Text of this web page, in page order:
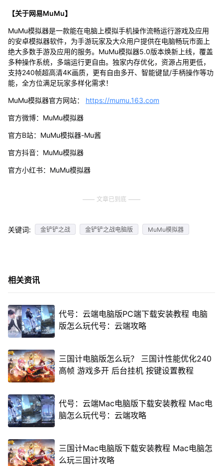
【关于网易MuMu】
MuMu模拟器是一款能在电脑上模拟手机操作流畅运行游戏及应用
的安卓模拟器软件，为手游玩家及大众用户提供在电脑畅玩市面上
绝大多数手游及应用的服务。MuMu模拟器5.0版本焕新上线，覆盖
多种操作系统，多端运行更自由。独家内存优化，资源占用更低，
支持240帧超高清4K画质，更有自由多开、智能键鼠/手柄操作等功
能，全方位满足玩家多样化需求！
MuMu模拟器官方网站： https://mumu.163.com
官方微博：MuMu模拟器
官方B站：MuMu模拟器-Mu酱
官方抖音：MuMu模拟器
官方小红书：MuMu模拟器
文章已到底
关键词: 金铲铲之战 金铲铲之战电脑版 MuMu模拟器
相关资讯
代号：云端电脑版PC端下载安装教程 电脑
版怎么玩代号：云端攻略
三国计电脑版怎么玩？ 三国计性能优化240
高帧 游戏多开 后台挂机 按键设置教程
代号：云端Mac电脑版下载安装教程 Mac电
脑怎么玩代号：云端攻略
三国计Mac电脑版下载安装教程 Mac电脑怎
么玩三国计攻略